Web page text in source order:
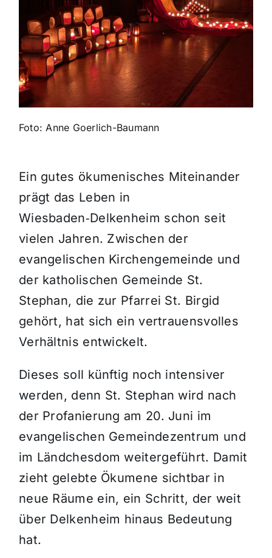
Themen und Termine
Gewinnspiele
Foto: Anne Goerlich-Baumann
Ein gutes ökumenisches Miteinander
prägt das Leben in
Wiesbaden‑Delkenheim schon seit
vielen Jahren. Zwischen der
evangelischen Kirchengemeinde und
der katholischen Gemeinde St.
Stephan, die zur Pfarrei St. Birgid
gehört, hat sich ein vertrauensvolles
Verhältnis entwickelt.
Dieses soll künftig noch intensiver
werden, denn St. Stephan wird nach
der Profanierung am 20. Juni im
evangelischen Gemeindezentrum und
im Ländchesdom weitergeführt. Damit
zieht gelebte Ökumene sichtbar in
neue Räume ein, ein Schritt, der weit
über Delkenheim hinaus Bedeutung
hat.